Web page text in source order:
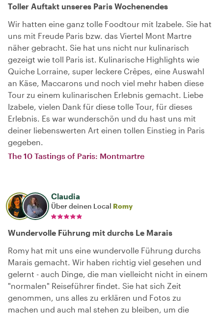
Toller Auftakt unseres Paris Wochenendes
Wir hatten eine ganz tolle Foodtour mit Izabele. Sie hat
uns mit Freude Paris bzw. das Viertel Mont Martre
näher gebracht. Sie hat uns nicht nur kulinarisch
gezeigt wie toll Paris ist. Kulinarische Highlights wie
Quiche Lorraine, super leckere Crêpes, eine Auswahl
an Käse, Maccarons und noch viel mehr haben diese
Tour zu einem kulinarischen Erlebnis gemacht. Liebe
Izabele, vielen Dank für diese tolle Tour, für dieses
Erlebnis. Es war wunderschön und du hast uns mit
deiner liebenswerten Art einen tollen Einstieg in Paris
gegeben.
The 10 Tastings of Paris: Montmartre
Claudia
Über deinen Local Romy
Wundervolle Führung mit durchs Le Marais
Romy hat mit uns eine wundervolle Führung durchs
Marais gemacht. Wir haben richtig viel gesehen und
gelernt - auch Dinge, die man vielleicht nicht in einem
"normalen" Reiseführer findet. Sie hat sich Zeit
genommen, uns alles zu erklären und Fotos zu
machen und auch mal stehen zu bleiben, um die